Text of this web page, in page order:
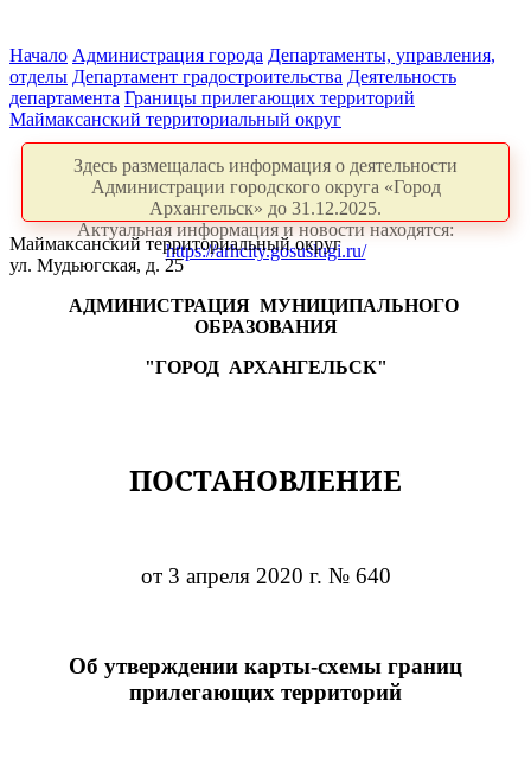
Начало Администрация города Департаменты, управления,
отделы Департамент градостроительства Деятельность
департамента Границы прилегающих территорий
Маймаксанский территориальный округ
Здесь размещалась информация о деятельности
Администрации городского округа «Город
Архангельск» до 31.12.2025.
Актуальная информация и новости находятся:
https://arhcity.gosuslugi.ru/
Маймаксанский территориальный округ
ул. Мудьюгская, д. 25
АДМИНИСТРАЦИЯ МУНИЦИПАЛЬНОГО
ОБРАЗОВАНИЯ
"ГОРОД АРХАНГЕЛЬСК"
ПОСТАНОВЛЕНИЕ
от 3 апреля 2020 г. № 640
Об утверждении карты-схемы границ
прилегающих территорий